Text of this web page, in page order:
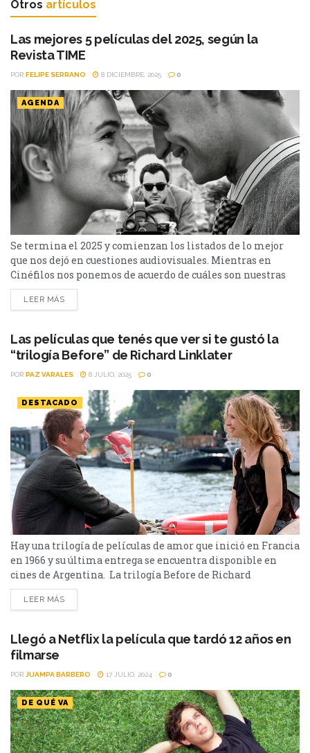
Otros artículos
Las mejores 5 películas del 2025, según la
Revista TIME
POR FELIPE SERRANO 8 DICIEMBRE, 2025 0
AGENDA
Se termina el 2025 y comienzan los listados de lo mejor
que nos dejó en cuestiones audiovisuales. Mientras en
Cinéfilos nos ponemos de acuerdo de cuáles son nuestras
mejores 10 películas del 2025, como hacemos cada año, te
contamos cuáles son las favoritas de uno de los medios
para todos los gustos...
LEER MÁS
Las películas que tenés que ver si te gustó la
“trilogía Before” de Richard Linklater
POR PAZ VARALES 8 JULIO, 2025 0
DESTACADO
Hay una trilogía de películas de amor que inició en Francia
en 1966 y su última entrega se encuentra disponible en
cines de Argentina. La trilogía Before de Richard
Linklater que comenzó con Before Sunrise y continuó con
dos secuelas, Before Sunset y Before Midnight, se ubica
y la más romántica de la...
LEER MÁS
Llegó a Netflix la película que tardó 12 años en
filmarse
POR JUAMPA BARBERO 17 JULIO, 2024 0
DE QUÉ VA